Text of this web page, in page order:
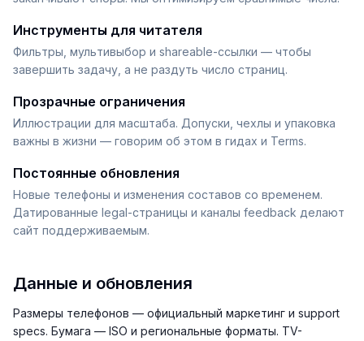
Инструменты для читателя
Фильтры, мультивыбор и shareable-ссылки — чтобы
завершить задачу, а не раздуть число страниц.
Прозрачные ограничения
Иллюстрации для масштаба. Допуски, чехлы и упаковка
важны в жизни — говорим об этом в гидах и Terms.
Постоянные обновления
Новые телефоны и изменения составов со временем.
Датированные legal-страницы и каналы feedback делают
сайт поддерживаемым.
Данные и обновления
Размеры телефонов — официальный маркетинг и support
specs. Бумага — ISO и региональные форматы. TV-